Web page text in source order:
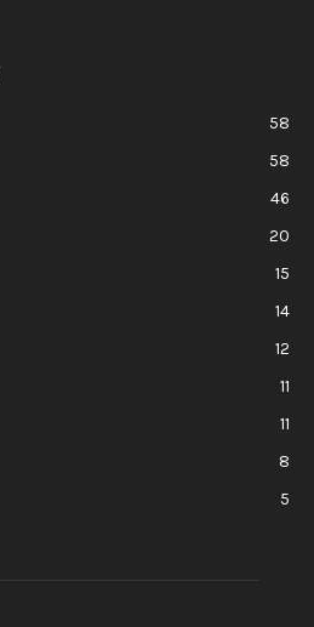
58
58
46
20
15
14
12
11
11
8
5